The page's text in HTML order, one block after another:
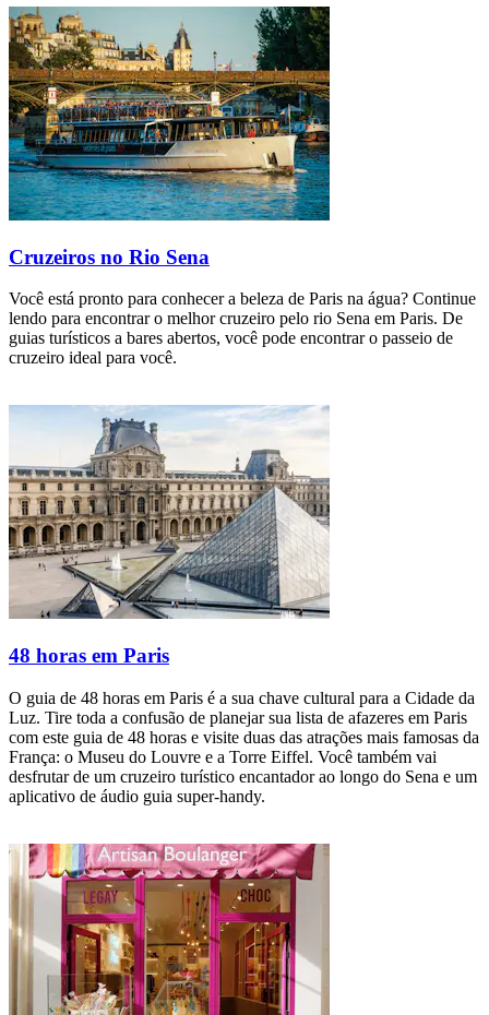
Cruzeiros no Rio Sena
Você está pronto para conhecer a beleza de Paris na água? Continue
lendo para encontrar o melhor cruzeiro pelo rio Sena em Paris. De
guias turísticos a bares abertos, você pode encontrar o passeio de
cruzeiro ideal para você.
48 horas em Paris
O guia de 48 horas em Paris é a sua chave cultural para a Cidade da
Luz. Tire toda a confusão de planejar sua lista de afazeres em Paris
com este guia de 48 horas e visite duas das atrações mais famosas da
França: o Museu do Louvre e a Torre Eiffel. Você também vai
desfrutar de um cruzeiro turístico encantador ao longo do Sena e um
aplicativo de áudio guia super-handy.